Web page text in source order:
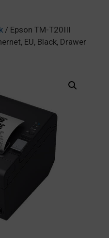
/ Epson TM-T20III
EU, Black, Drawer